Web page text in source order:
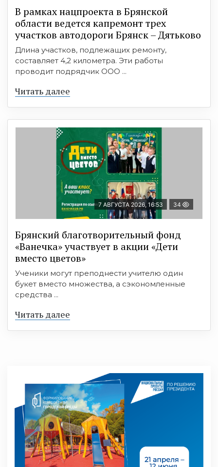
В рамках нацпроекта в Брянской
области ведется капремонт трех
участков автодороги Брянск – Дятьково
Длина участков, подлежащих ремонту,
составляет 4,2 километра. Эти работы
проводит подрядчик ООО ...
Читать далее
7 АВГУСТА 2026, 16:53 34
Брянский благотворительный фонд
«Ванечка» участвует в акции «Дети
вместо цветов»
Ученики могут преподнести учителю один
букет вместо множества, а сэкономленные
средства ...
Читать далее